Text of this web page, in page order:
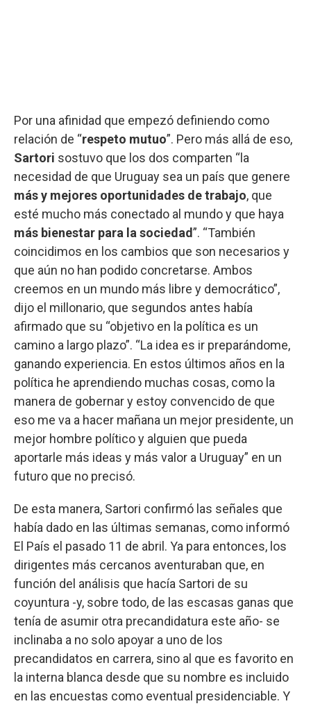
Por una afinidad que empezó definiendo como
relación de “respeto mutuo”. Pero más allá de eso,
Sartori sostuvo que los dos comparten “la
necesidad de que Uruguay sea un país que genere
más y mejores oportunidades de trabajo, que
esté mucho más conectado al mundo y que haya
más bienestar para la sociedad”. “También
coincidimos en los cambios que son necesarios y
que aún no han podido concretarse. Ambos
creemos en un mundo más libre y democrático”,
dijo el millonario, que segundos antes había
afirmado que su “objetivo en la política es un
camino a largo plazo”. “La idea es ir preparándome,
ganando experiencia. En estos últimos años en la
política he aprendiendo muchas cosas, como la
manera de gobernar y estoy convencido de que
eso me va a hacer mañana un mejor presidente, un
mejor hombre político y alguien que pueda
aportarle más ideas y más valor a Uruguay” en un
futuro que no precisó.
De esta manera, Sartori confirmó las señales que
había dado en las últimas semanas, como informó
El País el pasado 11 de abril. Ya para entonces, los
dirigentes más cercanos aventuraban que, en
función del análisis que hacía Sartori de su
coyuntura -y, sobre todo, de las escasas ganas que
tenía de asumir otra precandidatura este año- se
inclinaba a no solo apoyar a uno de los
precandidatos en carrera, sino al que es favorito en
la interna blanca desde que su nombre es incluido
en las encuestas como eventual presidenciable. Y